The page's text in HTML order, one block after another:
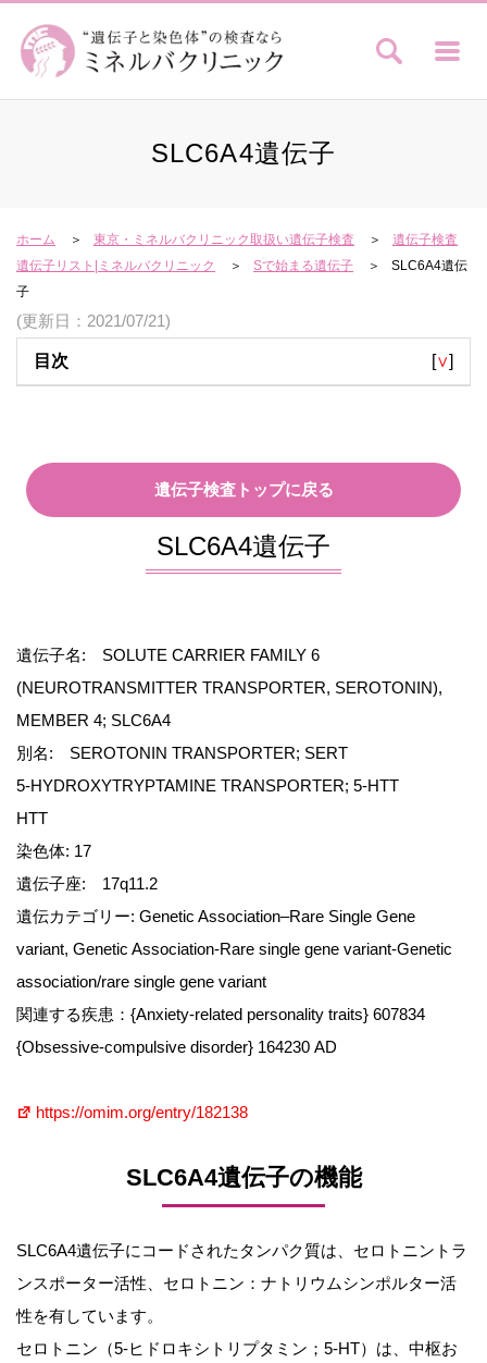
SLC6A4遺伝子
ホーム 東京・ミネルバクリニック取扱い遺伝子検査
遺伝子検査
遺伝子リスト|ミネルバクリニック
Sで始まる遺伝子
SLC6A4遺伝
子
(更新日：2021/07/21)
目次 [∨]
遺伝子検査トップに戻る
SLC6A4遺伝子
遺伝子名: SOLUTE CARRIER FAMILY 6
(NEUROTRANSMITTER TRANSPORTER, SEROTONIN),
MEMBER 4; SLC6A4
別名: SEROTONIN TRANSPORTER; SERT
5-HYDROXYTRYPTAMINE TRANSPORTER; 5-HTT
HTT
染色体: 17
遺伝子座: 17q11.2
遺伝カテゴリー: Genetic Association–Rare Single Gene
variant, Genetic Association-Rare single gene variant-Genetic
association/rare single gene variant
関連する疾患：{Anxiety-related personality traits} 607834
{Obsessive-compulsive disorder} 164230 AD
https://omim.org/entry/182138
SLC6A4遺伝子の機能
SLC6A4遺伝子にコードされたタンパク質は、セロトニントラ
ンスポーター活性、セロトニン：ナトリウムシンポルター活
性を有しています。
セロトニン（5-ヒドロキシトリプタミン；5-HT）は、中枢お